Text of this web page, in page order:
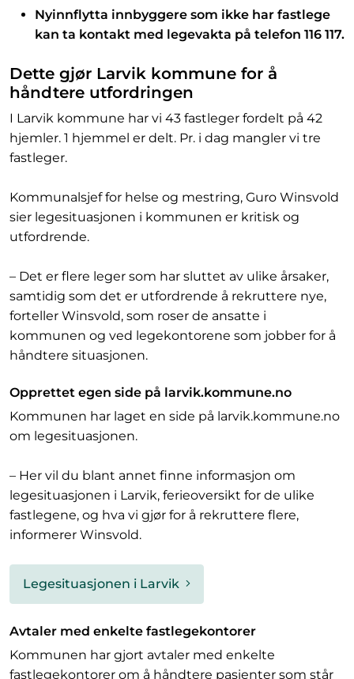
Nyinnflytta innbyggere som ikke har fastlege
kan ta kontakt med legevakta på telefon 116 117.
Dette gjør Larvik kommune for å
håndtere utfordringen
I Larvik kommune har vi 43 fastleger fordelt på 42
hjemler. 1 hjemmel er delt. Pr. i dag mangler vi tre
fastleger.
Kommunalsjef for helse og mestring, Guro Winsvold
sier legesituasjonen i kommunen er kritisk og
utfordrende.
– Det er flere leger som har sluttet av ulike årsaker,
samtidig som det er utfordrende å rekruttere nye,
forteller Winsvold, som roser de ansatte i
kommunen og ved legekontorene som jobber for å
håndtere situasjonen.
Opprettet egen side på larvik.kommune.no
Kommunen har laget en side på larvik.kommune.no
om legesituasjonen.
– Her vil du blant annet finne informasjon om
legesituasjonen i Larvik, ferieoversikt for de ulike
fastlegene, og hva vi gjør for å rekruttere flere,
informerer Winsvold.
Legesituasjonen i Larvik
Avtaler med enkelte fastlegekontorer
Kommunen har gjort avtaler med enkelte
fastlegekontorer om å håndtere pasienter som står